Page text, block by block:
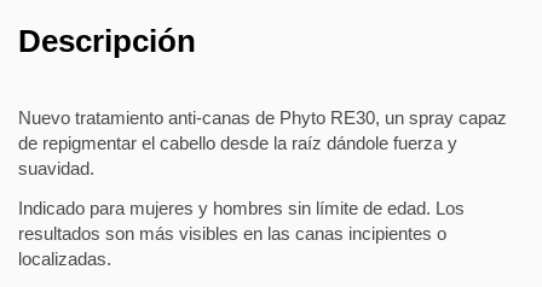
Descripción
Nuevo tratamiento anti-canas de Phyto RE30, un spray capaz
de repigmentar el cabello desde la raíz dándole fuerza y
suavidad.
Indicado para mujeres y hombres sin límite de edad. Los
resultados son más visibles en las canas incipientes o
localizadas.